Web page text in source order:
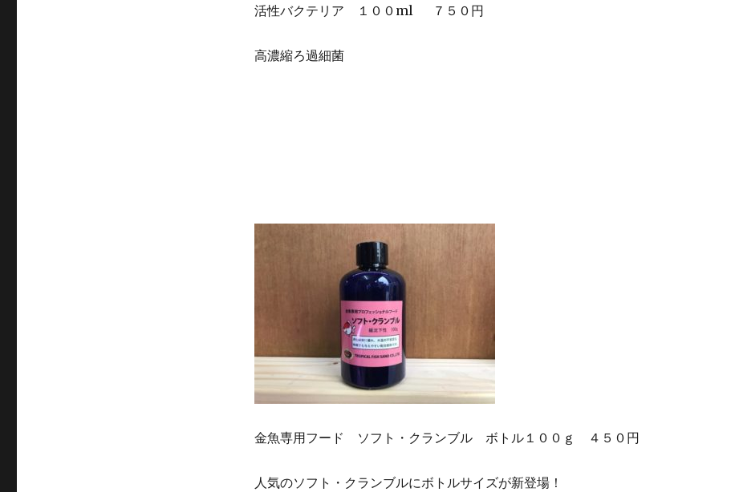
活性バクテリア １００ml ７５０円
高濃縮ろ過細菌
金魚専用フード ソフト・クランブル ボトル１００ｇ ４５０円
人気のソフト・クランブルにボトルサイズが新登場！